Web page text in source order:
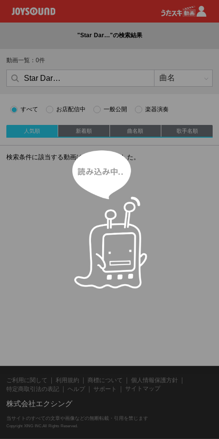
"Star Dar…"の検索結果
動画一覧：0件
すべて お店配信中 一般公開 楽器演奏
人気順 新着順 曲名順 歌手名順
検索条件に該当する動画はありませんでした。
ご利用に関して 利用規約 商標について
個人情報保護方針
特定商取引法の表記
ヘルプ サポート サイトマップ
株式会社エクシング
当サイトのすべての文章や画像などの無断転載・引用を禁じます
Copyright XING INC.All Rights Reserved.